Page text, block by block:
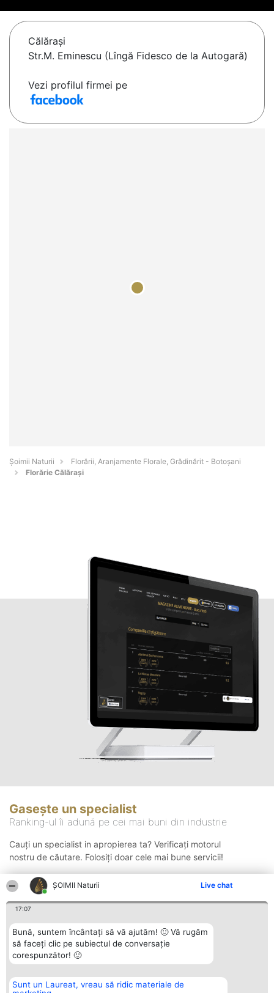
ŞOIMII Naturii Live chat
17:07
Bună, suntem încântați să vă ajutăm! 🙂 Vă rugăm
să faceți clic pe subiectul de conversație
corespunzător! 🙂
Sunt un Laureat, vreau să ridic materiale de
Călăraşi
Str.M. Eminescu (Lîngă Fidesco de la Autogară)
Vezi profilul firmei pe
Şoimii Naturii
Florării, Aranjamente Florale, Grădinărit - Botoşani
Florărie Călărași
Gasește un specialist
Ranking-ul îi adună pe cei mai buni din industrie
Cauți un specialist in apropierea ta? Verificați motorul
nostru de căutare. Folosiți doar cele mai bune servicii!
Organizator Ranking Plebiscyt Contact